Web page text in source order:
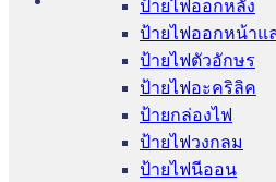
ป้ายไฟออกหลัง
ป้ายไฟออกหน้าแ
ป้ายไฟตัวอักษร
ป้ายไฟอะคริลิค
ป้ายกล่องไฟ
ป้ายไฟวงกลม
ป้ายไฟนีออน